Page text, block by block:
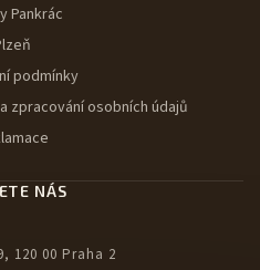
Pankrác
podmínky
zpracování osobních údajů
NÁS
120 00 Praha 2